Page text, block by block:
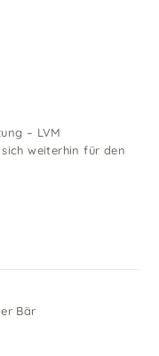
– LVM
weiterhin für den
Bär